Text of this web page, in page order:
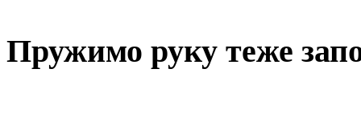
Пружимо руку теже